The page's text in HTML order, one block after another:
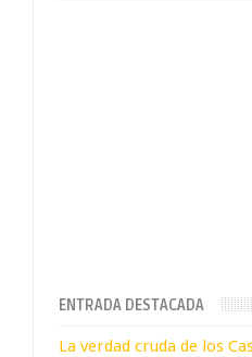
ENTRADA DESTACADA
La verdad cruda de los